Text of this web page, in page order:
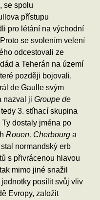
se spolu
přístupu
pro létání na východní
se svolením velení
odcestovali ze
a Teherán na území
později bojovali,
de Gaulle svým
nazval ji Groupe de
tedy 3. stíhací skupina
dostaly jména po
Rouen, Cherbourg a
normandský erb
s přivrácenou hlavou
mimo jiné snažil
posílit svůj vliv
Evropy, založit